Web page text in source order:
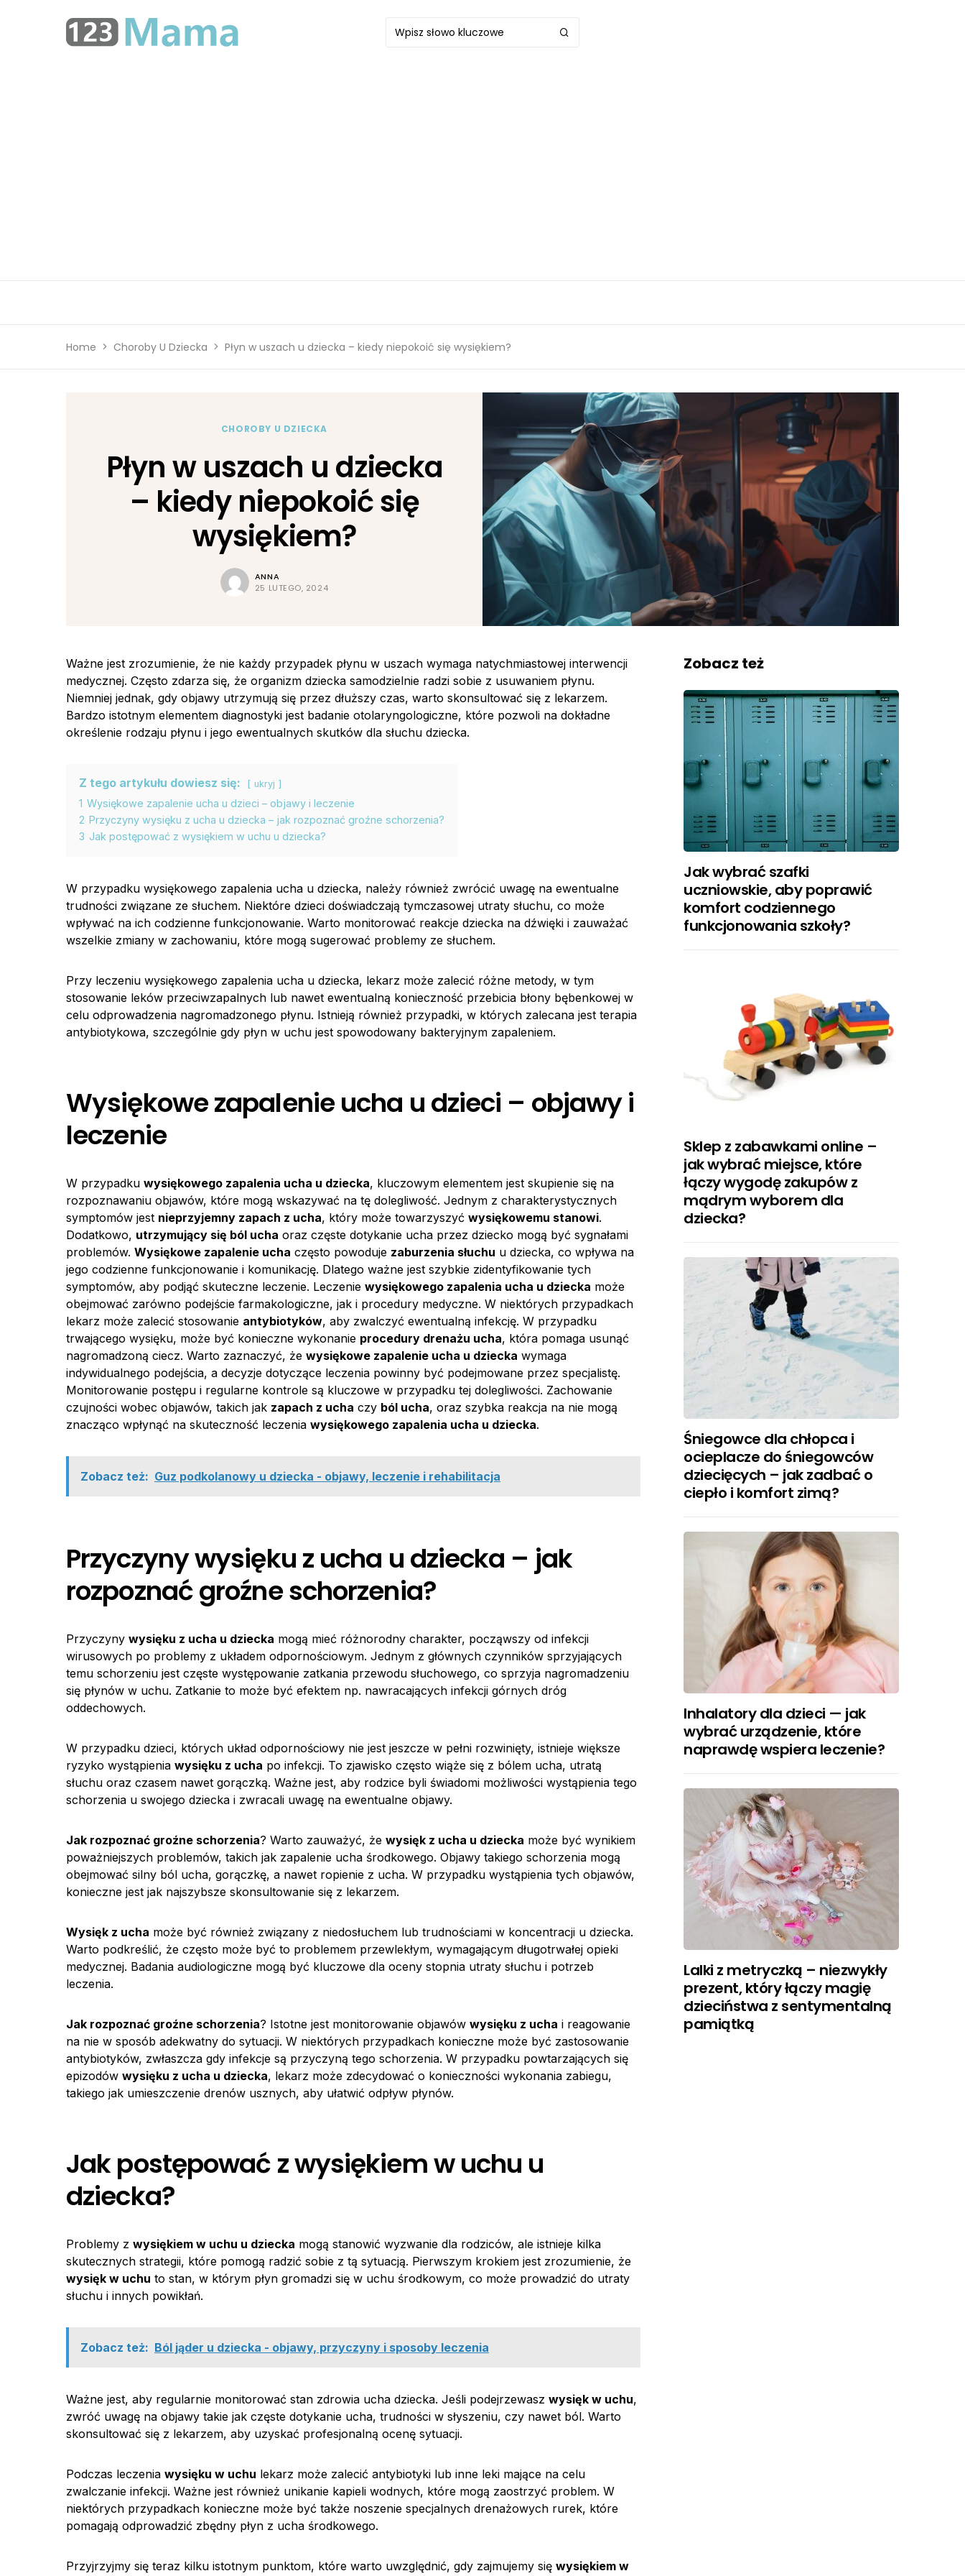
Home Choroby U Dziecka Płyn w uszach u dziecka – kiedy niepokoić się wysiękiem?
CHOROBY U DZIECKA
Płyn w uszach u dziecka
– kiedy niepokoić się
wysiękiem?
ANNA
25 LUTEGO, 2024
Ważne jest zrozumienie, że nie każdy przypadek płynu w uszach wymaga natychmiastowej interwencji
medycznej. Często zdarza się, że organizm dziecka samodzielnie radzi sobie z usuwaniem płynu.
Niemniej jednak, gdy objawy utrzymują się przez dłuższy czas, warto skonsultować się z lekarzem.
Bardzo istotnym elementem diagnostyki jest badanie otolaryngologiczne, które pozwoli na dokładne
określenie rodzaju płynu i jego ewentualnych skutków dla słuchu dziecka.
Z tego artykułu dowiesz się: ukryj
1 Wysiękowe zapalenie ucha u dzieci – objawy i leczenie
2 Przyczyny wysięku z ucha u dziecka – jak rozpoznać groźne schorzenia?
3 Jak postępować z wysiękiem w uchu u dziecka?
W przypadku wysiękowego zapalenia ucha u dziecka, należy również zwrócić uwagę na ewentualne
trudności związane ze słuchem. Niektóre dzieci doświadczają tymczasowej utraty słuchu, co może
wpływać na ich codzienne funkcjonowanie. Warto monitorować reakcje dziecka na dźwięki i zauważać
wszelkie zmiany w zachowaniu, które mogą sugerować problemy ze słuchem.
Przy leczeniu wysiękowego zapalenia ucha u dziecka, lekarz może zalecić różne metody, w tym
stosowanie leków przeciwzapalnych lub nawet ewentualną konieczność przebicia błony bębenkowej w
celu odprowadzenia nagromadzonego płynu. Istnieją również przypadki, w których zalecana jest terapia
antybiotykowa, szczególnie gdy płyn w uchu jest spowodowany bakteryjnym zapaleniem.
Wysiękowe zapalenie ucha u dzieci – objawy i
leczenie
W przypadku wysiękowego zapalenia ucha u dziecka, kluczowym elementem jest skupienie się na
rozpoznawaniu objawów, które mogą wskazywać na tę dolegliwość. Jednym z charakterystycznych
symptomów jest nieprzyjemny zapach z ucha, który może towarzyszyć wysiękowemu stanowi.
Dodatkowo, utrzymujący się ból ucha oraz częste dotykanie ucha przez dziecko mogą być sygnałami
problemów. Wysiękowe zapalenie ucha często powoduje zaburzenia słuchu u dziecka, co wpływa na
jego codzienne funkcjonowanie i komunikację. Dlatego ważne jest szybkie zidentyfikowanie tych
symptomów, aby podjąć skuteczne leczenie. Leczenie wysiękowego zapalenia ucha u dziecka może
obejmować zarówno podejście farmakologiczne, jak i procedury medyczne. W niektórych przypadkach
lekarz może zalecić stosowanie antybiotyków, aby zwalczyć ewentualną infekcję. W przypadku
trwającego wysięku, może być konieczne wykonanie procedury drenażu ucha, która pomaga usunąć
nagromadzoną ciecz. Warto zaznaczyć, że wysiękowe zapalenie ucha u dziecka wymaga
indywidualnego podejścia, a decyzje dotyczące leczenia powinny być podejmowane przez specjalistę.
Monitorowanie postępu i regularne kontrole są kluczowe w przypadku tej dolegliwości. Zachowanie
czujności wobec objawów, takich jak zapach z ucha czy ból ucha, oraz szybka reakcja na nie mogą
znacząco wpłynąć na skuteczność leczenia wysiękowego zapalenia ucha u dziecka.
Zobacz też: Guz podkolanowy u dziecka - objawy, leczenie i rehabilitacja
Przyczyny wysięku z ucha u dziecka – jak
rozpoznać groźne schorzenia?
Przyczyny wysięku z ucha u dziecka mogą mieć różnorodny charakter, począwszy od infekcji
wirusowych po problemy z układem odpornościowym. Jednym z głównych czynników sprzyjających
temu schorzeniu jest częste występowanie zatkania przewodu słuchowego, co sprzyja nagromadzeniu
się płynów w uchu. Zatkanie to może być efektem np. nawracających infekcji górnych dróg
oddechowych.
W przypadku dzieci, których układ odpornościowy nie jest jeszcze w pełni rozwinięty, istnieje większe
ryzyko wystąpienia wysięku z ucha po infekcji. To zjawisko często wiąże się z bólem ucha, utratą
słuchu oraz czasem nawet gorączką. Ważne jest, aby rodzice byli świadomi możliwości wystąpienia tego
schorzenia u swojego dziecka i zwracali uwagę na ewentualne objawy.
Jak rozpoznać groźne schorzenia? Warto zauważyć, że wysięk z ucha u dziecka może być wynikiem
poważniejszych problemów, takich jak zapalenie ucha środkowego. Objawy takiego schorzenia mogą
obejmować silny ból ucha, gorączkę, a nawet ropienie z ucha. W przypadku wystąpienia tych objawów,
konieczne jest jak najszybsze skonsultowanie się z lekarzem.
Wysięk z ucha może być również związany z niedosłuchem lub trudnościami w koncentracji u dziecka.
Warto podkreślić, że często może być to problemem przewlekłym, wymagającym długotrwałej opieki
medycznej. Badania audiologiczne mogą być kluczowe dla oceny stopnia utraty słuchu i potrzeb
leczenia.
Jak rozpoznać groźne schorzenia? Istotne jest monitorowanie objawów wysięku z ucha i reagowanie
na nie w sposób adekwatny do sytuacji. W niektórych przypadkach konieczne może być zastosowanie
antybiotyków, zwłaszcza gdy infekcje są przyczyną tego schorzenia. W przypadku powtarzających się
epizodów wysięku z ucha u dziecka, lekarz może zdecydować o konieczności wykonania zabiegu,
takiego jak umieszczenie drenów usznych, aby ułatwić odpływ płynów.
Jak postępować z wysiękiem w uchu u
dziecka?
Problemy z wysiękiem w uchu u dziecka mogą stanowić wyzwanie dla rodziców, ale istnieje kilka
skutecznych strategii, które pomogą radzić sobie z tą sytuacją. Pierwszym krokiem jest zrozumienie, że
wysięk w uchu to stan, w którym płyn gromadzi się w uchu środkowym, co może prowadzić do utraty
słuchu i innych powikłań.
Zobacz też: Ból jąder u dziecka - objawy, przyczyny i sposoby leczenia
Ważne jest, aby regularnie monitorować stan zdrowia ucha dziecka. Jeśli podejrzewasz wysięk w uchu,
zwróć uwagę na objawy takie jak częste dotykanie ucha, trudności w słyszeniu, czy nawet ból. Warto
skonsultować się z lekarzem, aby uzyskać profesjonalną ocenę sytuacji.
Podczas leczenia wysięku w uchu lekarz może zalecić antybiotyki lub inne leki mające na celu
zwalczanie infekcji. Ważne jest również unikanie kapieli wodnych, które mogą zaostrzyć problem. W
niektórych przypadkach konieczne może być także noszenie specjalnych drenażowych rurek, które
pomagają odprowadzić zbędny płyn z ucha środkowego.
Przyjrzyjmy się teraz kilku istotnym punktom, które warto uwzględnić, gdy zajmujemy się wysiękiem w
Zobacz też
Jak wybrać szafki
uczniowskie, aby poprawić
komfort codziennego
funkcjonowania szkoły?
Sklep z zabawkami online –
jak wybrać miejsce, które
łączy wygodę zakupów z
mądrym wyborem dla
dziecka?
Śniegowce dla chłopca i
ocieplacze do śniegowców
dziecięcych – jak zadbać o
ciepło i komfort zimą?
Inhalatory dla dzieci — jak
wybrać urządzenie, które
naprawdę wspiera leczenie?
Lalki z metryczką – niezwykły
prezent, który łączy magię
dzieciństwa z sentymentalną
pamiątką